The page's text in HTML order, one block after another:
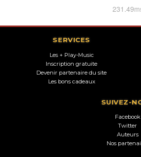
SERVICES
Les + Play-Music
Inscription gratuite
Devenir partenaire du site
Les bons cadeaux
SUIVEZ-
Facebook
Twitter
Auteurs
Nos